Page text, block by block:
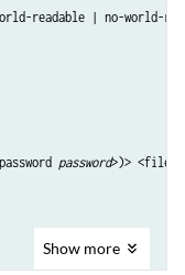
readable | no-world-
password>)> <files
Show more